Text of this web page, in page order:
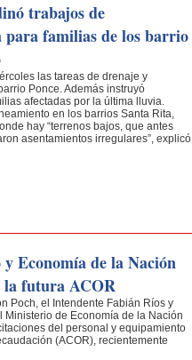
trabajos de
para familias de los barrio
las tareas de drenaje y
Ponce. Además instruyó
afectadas por la última lluvia.
en los barrios Santa Rita,
hay “terrenos bajos, que antes
asentamientos irregulares”, explicó
Economía de la Nación
la futura ACOR
Poch, el Intendente Fabián Ríos y
de Economía de la Nación
del personal y equipamiento
(ACOR), recientemente